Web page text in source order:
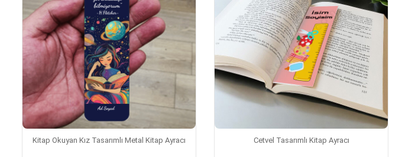
Kitap Okuyan Kız Tasarımlı Metal Kitap Ayracı Cetvel Tasarımlı Kitap Ayracı